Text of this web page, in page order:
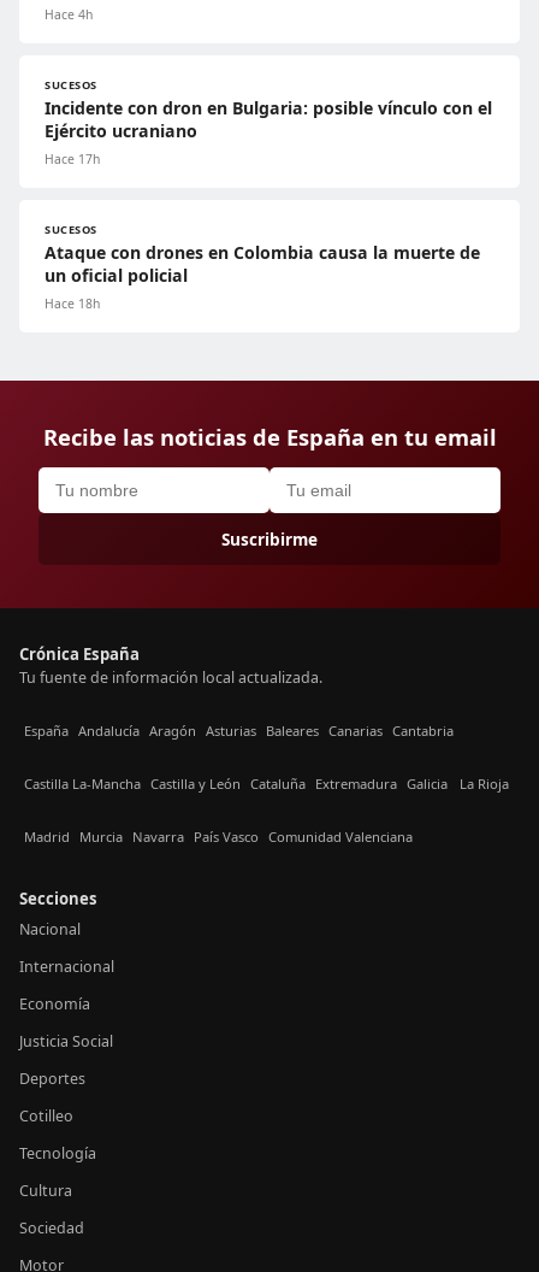
Hace 4h
SUCESOS
Incidente con dron en Bulgaria: posible vínculo con el
Ejército ucraniano
Hace 17h
SUCESOS
Ataque con drones en Colombia causa la muerte de
un oficial policial
Hace 18h
Recibe las noticias de España en tu email
Suscribirme
Crónica España
Tu fuente de información local actualizada.
España Andalucía Aragón Asturias Baleares Canarias Cantabria
Castilla La-Mancha Castilla y León Cataluña Extremadura Galicia La Rioja
Madrid Murcia Navarra País Vasco Comunidad Valenciana
Secciones
Nacional
Internacional
Economía
Justicia Social
Deportes
Cotilleo
Tecnología
Cultura
Sociedad
Motor